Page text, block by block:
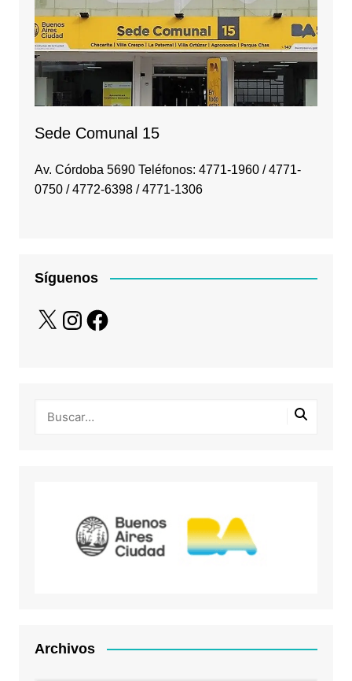
Sede Comunal 15
Av. Córdoba 5690 Teléfonos: 4771-1960 / 4771-
0750 / 4772-6398 / 4771-1306
Síguenos
X InstagramFacebook
Archivos